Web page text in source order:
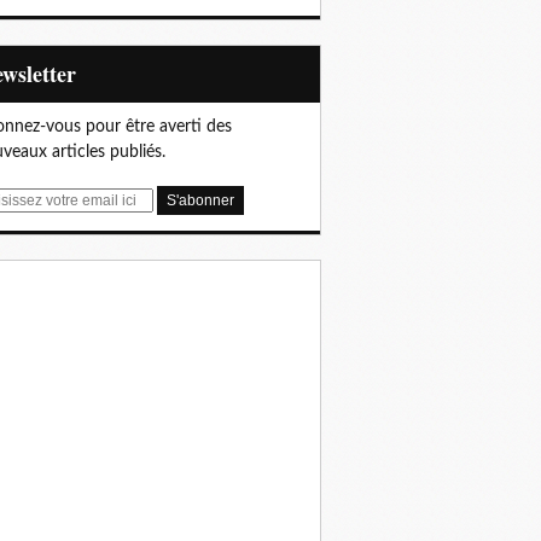
vous pour être averti des
articles publiés.